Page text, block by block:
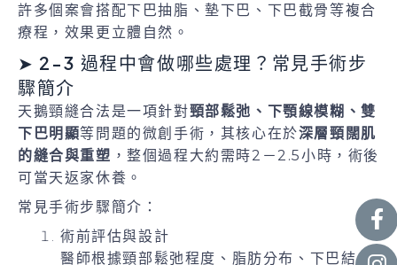
許多個案會搭配下巴抽脂、墊下巴、下巴截骨等複合
療程，效果更立體自然。
➤ 2-3 過程中會做哪些處理？常見手術步
驟簡介
天鵝頸縫合法是一項針對頸部鬆弛、下顎線模糊、雙
下巴明顯等問題的微創手術，其核心在於深層頸闊肌
的縫合與重塑 ，整個過程大約需時2－2.5小時，術後
可當天返家休養。
常見手術步驟簡介：
術前評估與設計
醫師根據頸部鬆弛程度、脂肪分布、下巴結